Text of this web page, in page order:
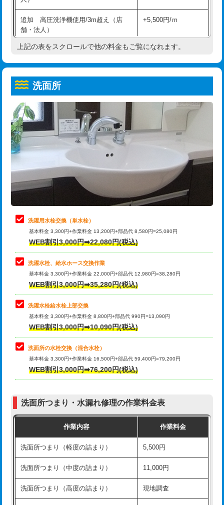
コンクリート斫り（厚さ10㎝超え）
モルタル補修（厚さ10㎝まで） 27,500円
モルタル補修（厚さ10㎝超え） 38,500円
洗面台設置 38,500円
追加人工
廃棄・処分 現場見積
※給水管工事は20mmまでの価格です。
給水管工事※（ホール加工)
給水管工事※（バンド止め) 3,300円
給水管工事※（支持金具設置) 5,500円
給水管工事※（保温材使用（バンド止
め込み）)
5,500円
給水管工事※（土の掘削・埋め戻し作
業)
11,000円
給水管工事※（塩ビ管（VP・HI）使
用/3ｍまで)
33,000円
給水管工事※（塩ビ管（VP・HI）使
用（追加）/3ｍ超え)
給水管工事※（ライニング鋼管・銅
管・ポリ管・HT管使用/3ｍまで)
44,000円
給水管工事※（ライニング鋼管・銅
管・ポリ管・HT管使用/3ｍ超え)
排水管工事（土の掘削・埋め戻し作
業）
排水管工事（排水管工事/3ｍまで） 55,000円
排水管工事（追加 排水管工事/3ｍ超
え）
マス交換（土の掘削・埋め戻し作業）
マス交換（深さ50㎝未満）
マス交換（深さ50㎝以上）
モルタル補修（厚さ10㎝まで） 27,500円
モルタル補修（厚さ10㎝超え） 38,500円
洗面台設置 38,500円
バスタブ設置 現場見積
追加 高圧洗浄機使用/3m超え（店
舗・法人）
+5,500円/ｍ
高度高圧洗浄換 現地調査
トーラー機使用/3mまで
追加トーラー機使用/3m超え +3,300円
カメラ調査 33,000円
桝清掃
止水・漏水調査・防水処理・清掃・修
理・調整・分解・加工など（軽作業）
11,000円
止水・漏水調査・防水処理・清掃・修
理・調整・分解・加工など（中作業）
22,000円
止水・漏水調査・防水処理・清掃・修
理・調整・分解・加工など（重作業）
33,000円
キッチンタンク脱着
その他部品の脱着
交換・取付（タンク）
交換・取付(単水栓（壁付・デッキ
式）)
交換・取付(混合水栓（壁付・デッキ
式・ワンホール）)
16,500円+材料費
（P/S/ポップアップ））
交換・取付（その他部品） 11,000円+材料費
持込商品取付（単水栓） 13,200円
持込商品取付（混合水栓） 16,500円
持込商品取付（浄水器・分岐水栓） 16,500円
給水管工事※（ホール加工) 16,500円
上記の表をスクロールで他の料金もご覧になれます。
洗面所
洗濯用水栓交換（単水栓）
基本料金 3,300円+作業料金 13,200円+部品代 8,580円=25,080円
WEB割引3,000円➡22,080円(税込)
洗濯水栓、給水ホース交換作業
基本料金 3,300円+作業料金 22,000円+部品代 12,980円=38,280円
WEB割引3,000円➡35,280円(税込)
洗濯水栓給水栓上部交換
基本料金 3,300円+作業料金 8,800円+部品代 990円=13,090円
WEB割引3,000円➡10,090円(税込)
洗面所の水栓交換（混合水栓）
基本料金 3,300円+作業料金 16,500円+部品代 59,400円=79,200円
WEB割引3,000円➡76,200円(税込)
洗面所つまり・水漏れ修理の作業料金表
作業内容 作業料金
洗面所つまり（軽度の詰まり） 5,500円
洗面所つまり（中度の詰まり） 11,000円
洗面所つまり（高度の詰まり） 現地調査